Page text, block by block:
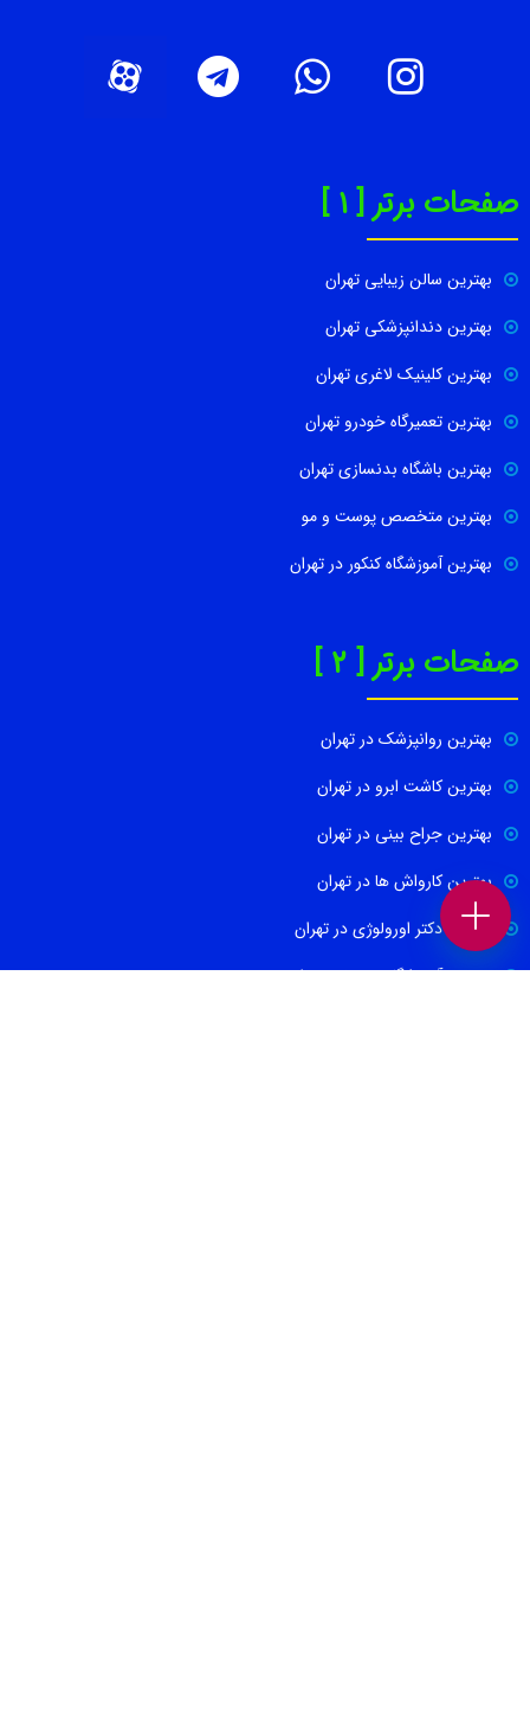
صفحات برتر [ 1 ]
بهترین سالن زیبایی تهران
بهترین دندانپزشکی تهران
بهترین کلینیک لاغری تهران
بهترین تعمیرگاه خودرو تهران
بهترین باشگاه بدنسازی تهران
بهترین متخصص پوست و مو
بهترین آموزشگاه کنکور در تهران
صفحات برتر [ 2 ]
بهترین روانپزشک در تهران
بهترین کاشت ابرو در تهران
بهترین جراح بینی در تهران
بهترین کارواش ها در تهران
بهترین دکتر اورولوژی در تهران
بهترین آموزشگاه موسیقی تهران